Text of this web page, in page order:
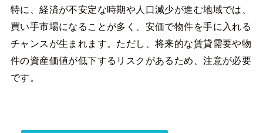
特に、経済が不安定な時期や人口減少が進む地域では、
買い手市場になることが多く、安価で物件を手に入れる
チャンスが生まれます。ただし、将来的な賃貸需要や物
件の資産価値が低下するリスクがあるため、注意が必要
です。